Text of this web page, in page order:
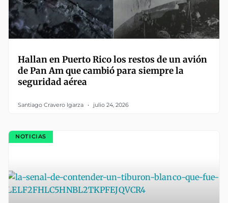
Hallan en Puerto Rico los restos de un avión
de Pan Am que cambió para siempre la
seguridad aérea
Santiago Cravero Igarza julio 24, 2026
NOTICIAS